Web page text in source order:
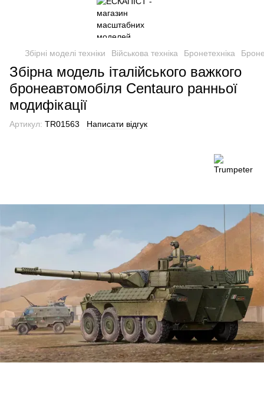
Збірні моделі техніки Військова техніка Бронетехніка
Збірна модель італійського важкого
бронеавтомобіля Centauro ранньої
модифікації
Артикул: TR01563 Написати відгук